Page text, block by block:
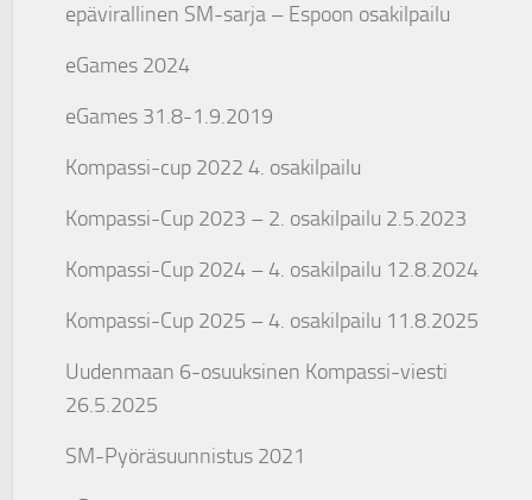
epävirallinen SM-sarja – Espoon osakilpailu
eGames 2024
eGames 31.8-1.9.2019
Kompassi-cup 2022 4. osakilpailu
Kompassi-Cup 2023 – 2. osakilpailu 2.5.2023
Kompassi-Cup 2024 – 4. osakilpailu 12.8.2024
Kompassi-Cup 2025 – 4. osakilpailu 11.8.2025
Uudenmaan 6-osuuksinen Kompassi-viesti
26.5.2025
SM-Pyöräsuunnistus 2021